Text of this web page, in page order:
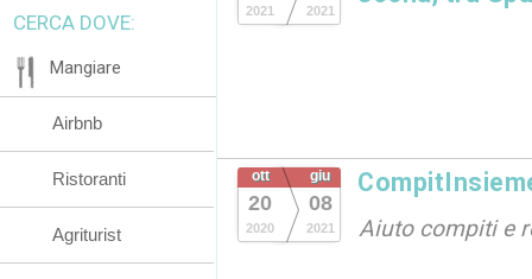
2021 2021
ott
20
2020
giu
08
2021 Aiuto compiti e
CERCA DOVE:
Mangiare
Airbnb
Ristoranti
Agriturist